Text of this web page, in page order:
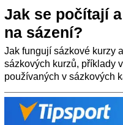
Jak se počítají
na sázení?
Jak fungují sázkové kurzy
sázkových kurzů, příklady
používaných v sázkových